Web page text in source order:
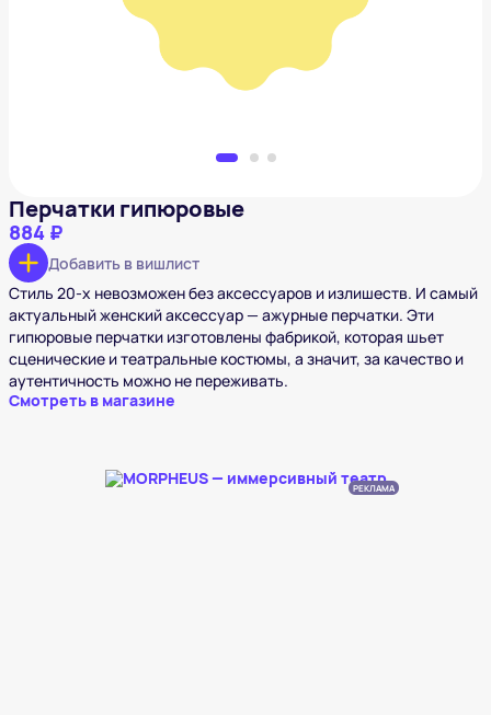
Перчатки гипюровые
884 ₽
Добавить в вишлист
Стиль 20-х невозможен без аксессуаров и излишеств. И самый
актуальный женский аксессуар — ажурные перчатки. Эти
гипюровые перчатки изготовлены фабрикой, которая шьет
сценические и театральные костюмы, а значит, за качество и
аутентичность можно не переживать.
Смотреть в магазине
РЕКЛАМА